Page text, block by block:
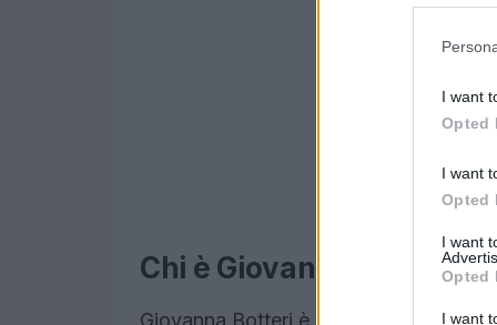
I want
Opted
I want
Opted
I want
Opted
I want
Chi è Giovanna Botteri?